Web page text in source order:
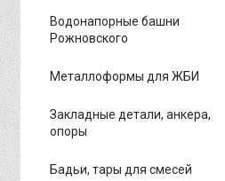
Водонапорные башни
Рожновского
Металлоформы для ЖБИ
Закладные детали, анкера,
опоры
Бадьи, тары для смесей